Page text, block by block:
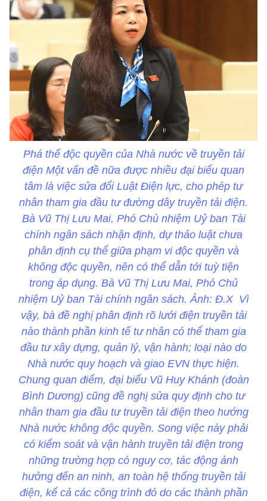
Phá thế độc quyền của Nhà nước về truyền tải
điện Một vấn đề nữa được nhiều đại biểu quan
tâm là việc sửa đổi Luật Điện lực, cho phép tư
nhân tham gia đầu tư đường dây truyền tải điện.
Bà Vũ Thị Lưu Mai, Phó Chủ nhiệm Uỷ ban Tài
chính ngân sách nhận định, dự thảo luật chưa
phân định cụ thể giữa phạm vi độc quyền và
không độc quyền, nên có thể dẫn tới tuỳ tiện
trong áp dụng. Bà Vũ Thị Lưu Mai, Phó Chủ
nhiệm Uỷ ban Tài chính ngân sách. Ảnh: Đ.X Vì
vậy, bà đề nghị phân định rõ lưới điện truyền tải
nào thành phần kinh tế tư nhân có thể tham gia
đầu tư xây dựng, quản lý, vận hành; loại nào do
Nhà nước quy hoạch và giao EVN thực hiện.
Chung quan điểm, đại biểu Vũ Huy Khánh (đoàn
Bình Dương) cũng đề nghị sửa quy định cho tư
nhân tham gia đầu tư truyền tải điện theo hướng
Nhà nước không độc quyền. Song việc này phải
có kiểm soát và vận hành truyền tải điện trong
những trường hợp có nguy cơ, tác động ảnh
hưởng đến an ninh, an toàn hệ thống truyền tải
điện, kể cả các công trình đó do các thành phần